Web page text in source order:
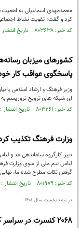
محمدمهدی اسماعیلی به اهمیت
کرد و گفت: تقویت نشاط
کد خبر: ۸۰۳۶۳۸ تاریخ انتشار : ۱۴۰۱/۰۹/۰۳
کشورهای میزبان
پاسخگوی عواقب کار
وزیر فرهنگ و ارشاد اسلامی با
ای شبکه های ترویج تروریسم
کد خبر: ۸۰۳۲۶۱ تاریخ انتشار : ۱۴۰۱/۰۹/۰۱
وزارت فرهنگ تکذیب
دبیر کارگروه ساماندهی مد و
لباس تیم ملی از سوی وزارت
گرفتن نکات مطرح شده ما،
کد خبر: ۸۰۱۹۷۹ تاریخ انتشار : ۱۴۰۱/۰۸/۲۲
در نیمه نخست سال ۱۴۰۱؛
۲۰۶۸ کنسرت در سراسر کشور برگزار شد